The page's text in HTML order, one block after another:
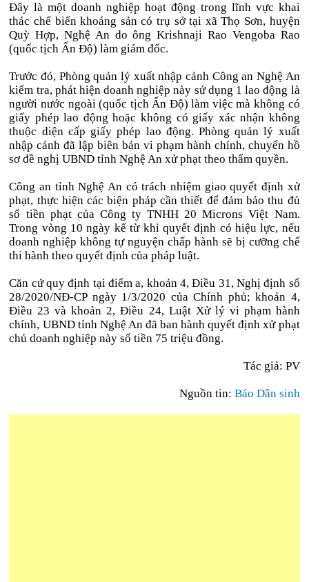
Đây là một doanh nghiệp hoạt động trong lĩnh vực khai
thác chế biến khoáng sản có trụ sở tại xã Thọ Sơn, huyện
Quỳ Hợp, Nghệ An do ông Krishnaji Rao Vengoba Rao
(quốc tịch Ấn Độ) làm giám đốc.
Trước đó, Phòng quản lý xuất nhập cảnh Công an Nghệ An
kiểm tra, phát hiện doanh nghiệp này sử dụng 1 lao động là
người nước ngoài (quốc tịch Ấn Độ) làm việc mà không có
giấy phép lao động hoặc không có giấy xác nhận không
thuộc diện cấp giấy phép lao động. Phòng quản lý xuất
nhập cảnh đã lập biên bản vi phạm hành chính, chuyển hồ
sơ đề nghị UBND tỉnh Nghệ An xử phạt theo thẩm quyền.
Công an tỉnh Nghệ An có trách nhiệm giao quyết định xử
phạt, thực hiện các biện pháp cần thiết để đảm bảo thu đủ
số tiền phạt của Công ty TNHH 20 Microns Việt Nam.
Trong vòng 10 ngày kể từ khi quyết định có hiệu lực, nếu
doanh nghiệp không tự nguyện chấp hành sẽ bị cưỡng chế
thi hành theo quyết định của pháp luật.
Căn cứ quy định tại điểm a, khoản 4, Điều 31, Nghị định số
28/2020/NĐ-CP ngày 1/3/2020 của Chính phủ; khoản 4,
Điều 23 và khoản 2, Điều 24, Luật Xử lý vi phạm hành
chính, UBND tỉnh Nghệ An đã ban hành quyết định xử phạt
chủ doanh nghiệp này số tiền 75 triệu đồng.
Tác giả: PV
Nguồn tin: Báo Dân sinh